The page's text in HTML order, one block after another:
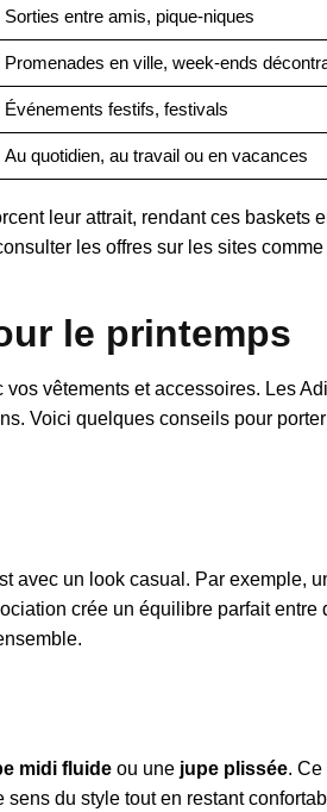
Sorties entre amis, pique-niques
Promenades en ville, week-ends
Événements festifs, festivals
Au quotidien, au travail ou en vacances
leur attrait, rendant ces baskets
les offres sur les sites comme
le printemps
vêtements et accessoires. Les
Voici quelques conseils pour
avec un look casual. Par exemple,
crée un équilibre parfait entre
midi fluide ou une jupe plissée. Ce
du style tout en restant